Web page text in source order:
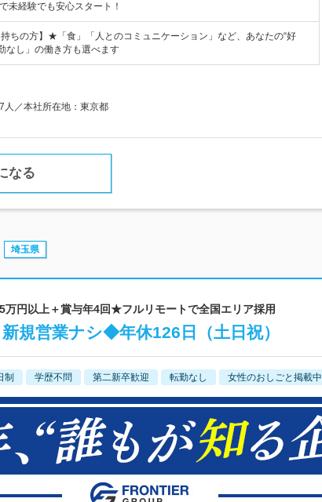
未経験でも安心スタート！
持ちの方】★「食」「人とのコミュニケーション」など、あなたの“好
なし」の働き方も選べます
／本社所在地：東京都
なる
埼玉県
円以上＋賞与年4回★フルリモートで全国エリア採用
規営業ナシ◆年休126日（土日祝）
制 学歴不問 第二新卒歓迎 転勤なし 女性のおしごと掲載中